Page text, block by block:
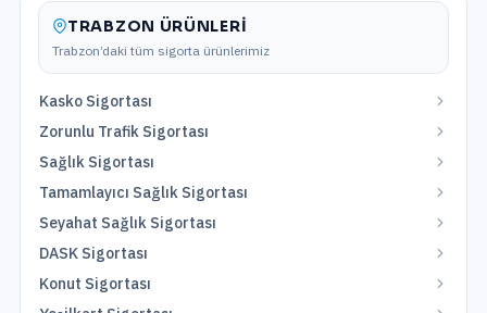
TRABZON ÜRÜNLERI
Trabzon’daki tüm sigorta ürünlerimiz
Kasko Sigortası
Zorunlu Trafik Sigortası
Sağlık Sigortası
Tamamlayıcı Sağlık Sigortası
Seyahat Sağlık Sigortası
DASK Sigortası
Konut Sigortası